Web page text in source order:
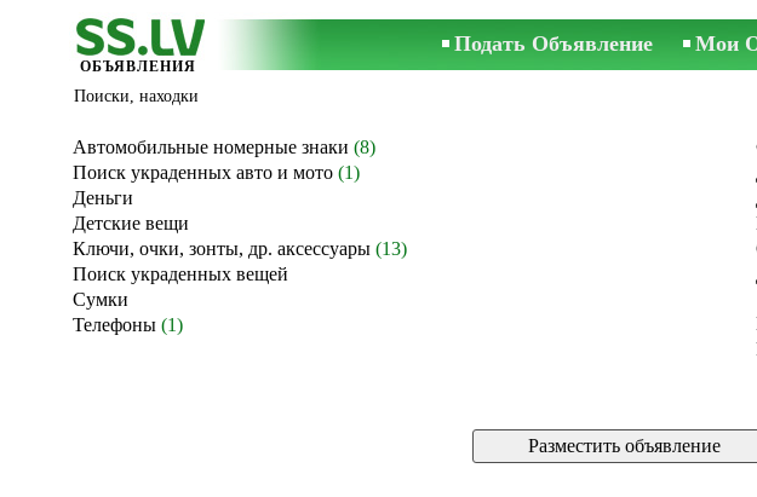
ОБЪЯВЛЕНИЯ
Подать Объявление Мои
Поиски, находки
Автомобильные номерные знаки (8)
Поиск украденных авто и мото (1)
Деньги
Детские вещи
Ключи, очки, зонты, др. аксессуары (13)
Поиск украденных вещей
Сумки
Телефоны (1)